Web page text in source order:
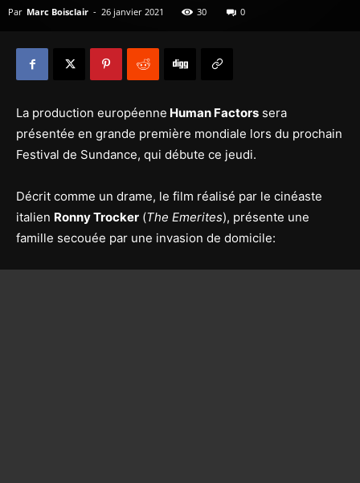
Par Marc Boisclair - 26 janvier 2021 30 0
La production européenne Human Factors sera
présentée en grande première mondiale lors du prochain
Festival de Sundance, qui débute ce jeudi.
Décrit comme un drame, le film réalisé par le cinéaste
italien Ronny Trocker (The Emerites), présente une
famille secouée par une invasion de domicile: